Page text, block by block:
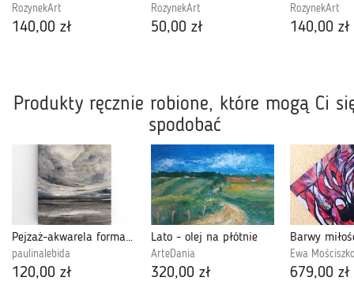
RozynekArt
140,00 zł
RozynekArt
50,00 zł
RozynekArt
140,00 zł
Produkty ręcznie robione, które mogą Ci
spodobać
Pejzaż-akwarela formatu -A5..
paulinalebida
120,00 zł
Lato - olej na płótnie
ArteDania
320,00 zł
Barwy
Ewa
679,00 zł